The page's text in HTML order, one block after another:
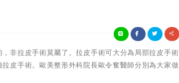
非拉皮手術莫屬了。拉皮手術可大分為局部拉皮手術
皮手術。歐美整形外科院長歐令奮醫師分別為大家做